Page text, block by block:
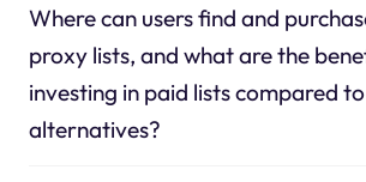
Where can users find and
proxy lists, and what are the
investing in paid lists compared
alternatives?